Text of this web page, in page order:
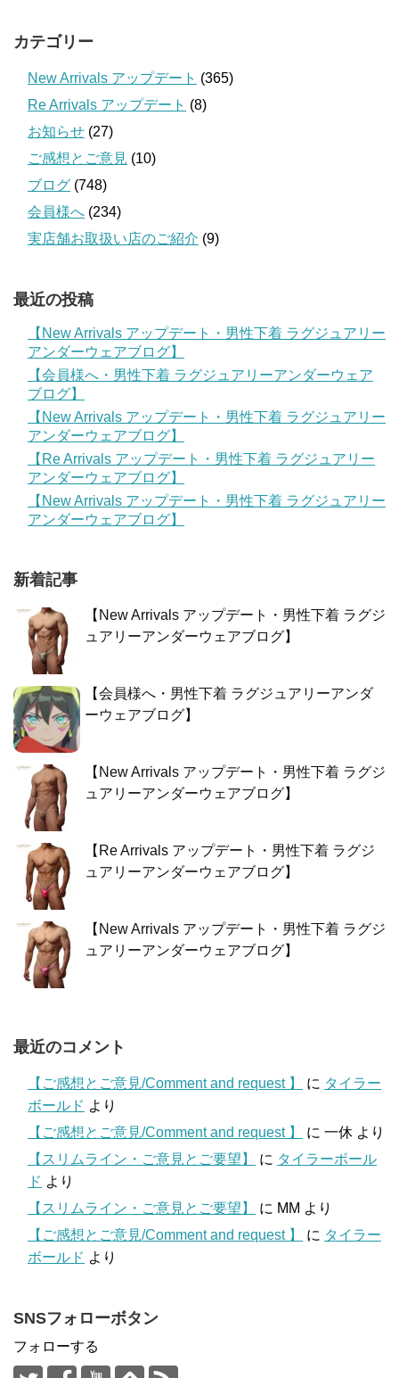
カテゴリー
New Arrivals アップデート (365)
Re Arrivals アップデート (8)
お知らせ (27)
ご感想とご意見 (10)
ブログ (748)
会員様へ (234)
実店舗お取扱い店のご紹介 (9)
最近の投稿
【New Arrivals アップデート・男性下着 ラグジュアリー
アンダーウェアブログ】
【会員様へ・男性下着 ラグジュアリーアンダーウェア
ブログ】
【New Arrivals アップデート・男性下着 ラグジュアリー
アンダーウェアブログ】
【Re Arrivals アップデート・男性下着 ラグジュアリー
アンダーウェアブログ】
【New Arrivals アップデート・男性下着 ラグジュアリー
アンダーウェアブログ】
新着記事
【New Arrivals アップデート・男性下着 ラグジ
ュアリーアンダーウェアブログ】
【会員様へ・男性下着 ラグジュアリーアンダ
ーウェアブログ】
【New Arrivals アップデート・男性下着 ラグジ
ュアリーアンダーウェアブログ】
【Re Arrivals アップデート・男性下着 ラグジ
ュアリーアンダーウェアブログ】
【New Arrivals アップデート・男性下着 ラグジ
ュアリーアンダーウェアブログ】
最近のコメント
【ご感想とご意見/Comment and request 】 に タイラー
ボールド より
【ご感想とご意見/Comment and request 】
に 一休 より
【スリムライン・ご意見とご要望】
に タイラーボール
ド より
【スリムライン・ご意見とご要望】
に MM より
【ご感想とご意見/Comment and request 】
に タイラー
ボールド より
SNSフォローボタン
フォローする